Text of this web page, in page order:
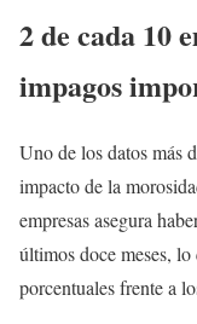
2 de cada 10
impagos
Uno de los datos más
impacto de la
empresas asegura
últimos doce meses,
porcentuales frente a